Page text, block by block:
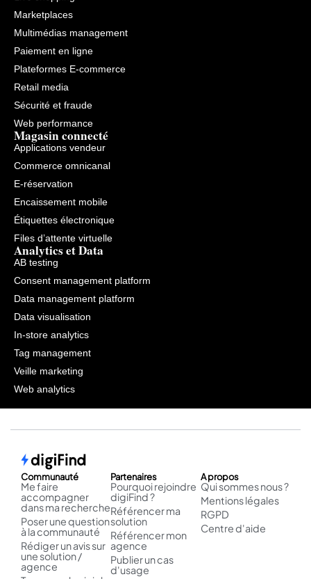
Marketplaces
Multimédias management
Paiement en ligne
Plateformes E-commerce
Retail media
Sécurité et fraude
Web performance
Magasin connecté
Applications vendeur
Commerce omnicanal
E-réservation
Encaissement mobile
Étiquettes électronique
Files d’attente virtuelle
Analytics et Data
AB testing
Consent management platform
Data management platform
Data visualisation
In-store analytics
Tag management
Veille marketing
Web analytics
Communauté
Me faire
accompagner
dans ma recherche
Poser une question
à la communauté
Rédiger un avis sur
une solution /
agence
Partenaires
Pourquoi rejoindre
digiFind ?
Référencer ma
solution
Référencer mon
agence
Publier un cas
d'usage
A propos
Qui sommes nous ?
Mentions légales
RGPD
Centre d'aide